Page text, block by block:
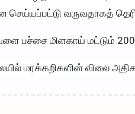
செய்யப்பட்டு வருவதாகத்
பச்சை மிளகாய் மட்டும் 200
மரக்கறிகளின் விலை